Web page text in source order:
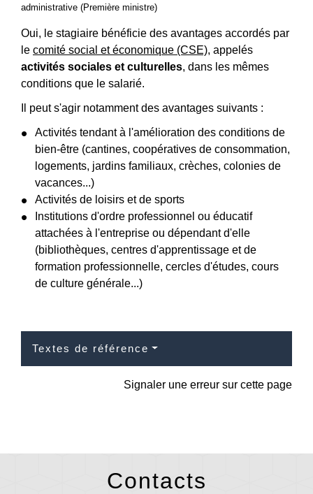
administrative (Première ministre)
Oui, le stagiaire bénéficie des avantages accordés par
le comité social et économique (CSE), appelés
activités sociales et culturelles, dans les mêmes
conditions que le salarié.
Il peut s'agir notamment des avantages suivants :
Activités tendant à l'amélioration des conditions de
bien-être (cantines, coopératives de consommation,
logements, jardins familiaux, crèches, colonies de
vacances...)
Activités de loisirs et de sports
Institutions d'ordre professionnel ou éducatif
attachées à l'entreprise ou dépendant d'elle
(bibliothèques, centres d'apprentissage et de
formation professionnelle, cercles d'études, cours
de culture générale...)
Textes de référence
Signaler une erreur sur cette page
Contacts